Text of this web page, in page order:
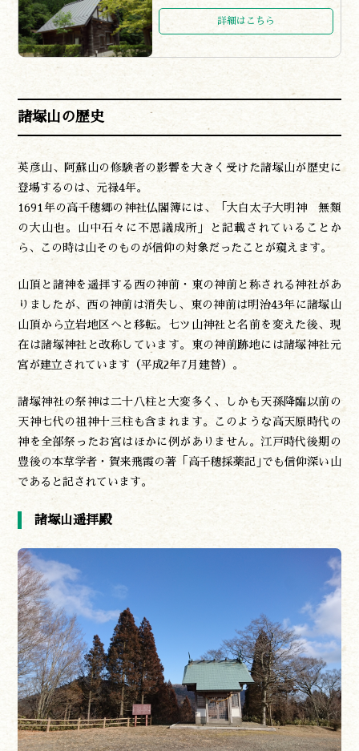
詳細はこちら
諸塚山の歴史
英彦山、阿蘇山の修験者の影響を大きく受けた諸塚山が歴史に
登場するのは、元禄4年。
1691年の高千穂郷の神社仏閣簿には、「大白太子大明神 無類
の大山也。山中石々に不思議成所」と記載されていることか
ら、この時は山そのものが信仰の対象だったことが窺えます。
山頂と諸神を遥拝する西の神前・東の神前と称される神社があ
りましたが、西の神前は消失し、東の神前は明治43年に諸塚山
山頂から立岩地区へと移転。七ツ山神社と名前を変えた後、現
在は諸塚神社と改称しています。東の神前跡地には諸塚神社元
宮が建立されています（平成2年7月建替）。
諸塚神社の祭神は二十八柱と大変多く、しかも天孫降臨以前の
天神七代の祖神十三柱も含まれます。このような高天原時代の
神を全部祭ったお宮はほかに例がありません。江戸時代後期の
豊後の本草学者・賀来飛霞の著「高千穂採薬記｣でも信仰深い山
であると記されています。
諸塚山遥拝殿